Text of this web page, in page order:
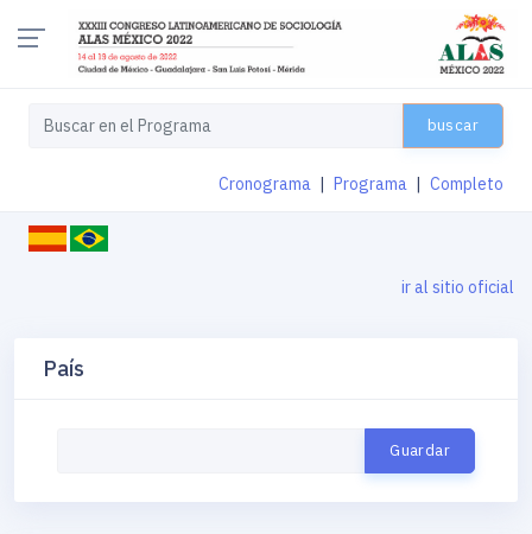
buscar
Cronograma Programa Completo
ir al sitio oficial
País